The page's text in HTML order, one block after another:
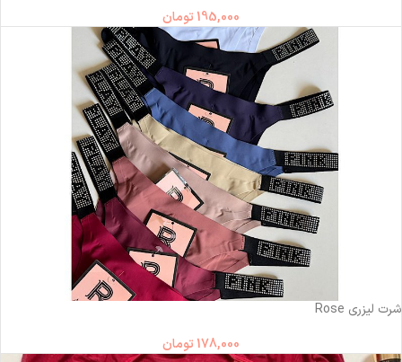
195,000 تومان
شرت لیزری Rose
178,000 تومان